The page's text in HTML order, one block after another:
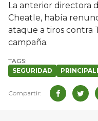
La anterior directora
Cheatle, había
ataque a tiros
campaña.
SEGURIDAD